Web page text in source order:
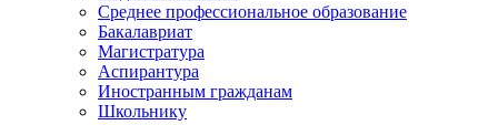
Среднее профессиональное образование
Бакалавриат
Магистратура
Аспирантура
Иностранным гражданам
Школьнику